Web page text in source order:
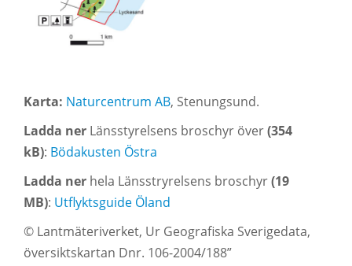
Karta: Naturcentrum AB, Stenungsund.
Ladda ner Länsstyrelsens broschyr över(354
kB): Bödakusten Östra
Ladda ner hela Länsstryrelsens broschyr(19
MB): Utflyktsguide Öland
© Lantmäteriverket, Ur Geografiska Sverigedata,
översiktskartan Dnr. 106-2004/188”